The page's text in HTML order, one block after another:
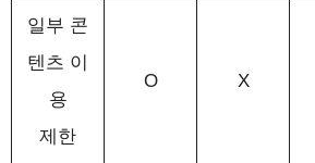
일부 콘
텐츠 이
용
제한
O X